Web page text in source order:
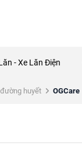
- Xe Lăn Điện
huyết OGCare